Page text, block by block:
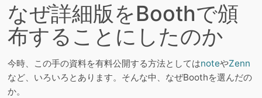
なぜ詳細版をBoothで頒
布することにしたのか
今時、この手の資料を有料公開する方法としてはnoteやZenn
など、いろいろとあります。そんな中、なぜBoothを選んだの
か。